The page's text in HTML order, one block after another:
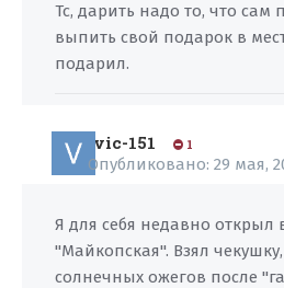
Тс, дарить надо то, что сам
выпить свой подарок в
подарил.
vic-151 1
Опубликовано: 29 мая,
Я для себя недавно открыл
"Майкопская". Взял
солнечных ожегов после